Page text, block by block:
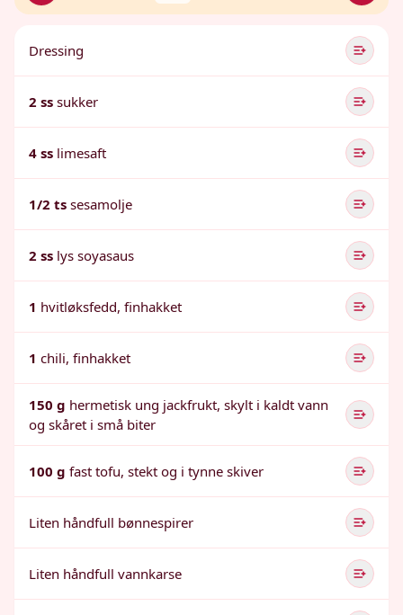
Dressing
2 ss sukker
4 ss limesaft
1/2 ts sesamolje
2 ss lys soyasaus
1 hvitløksfedd, finhakket
1 chili, finhakket
150 g hermetisk ung jackfrukt, skylt i kaldt vann
og skåret i små biter
100 g fast tofu, stekt og i tynne skiver
Liten håndfull bønnespirer
Liten håndfull vannkarse